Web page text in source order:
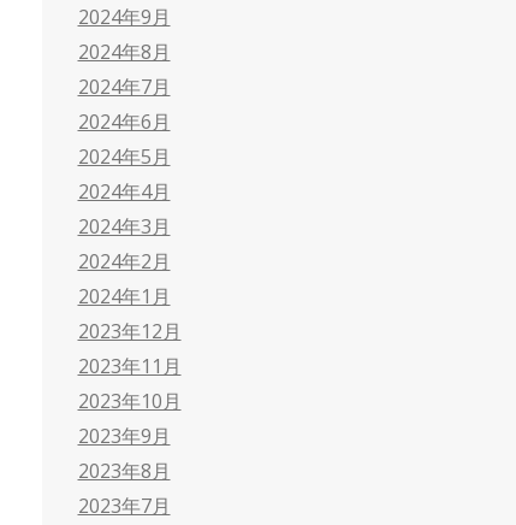
2024年9月
2024年8月
2024年7月
2024年6月
2024年5月
2024年4月
2024年3月
2024年2月
2024年1月
2023年12月
2023年11月
2023年10月
2023年9月
2023年8月
2023年7月